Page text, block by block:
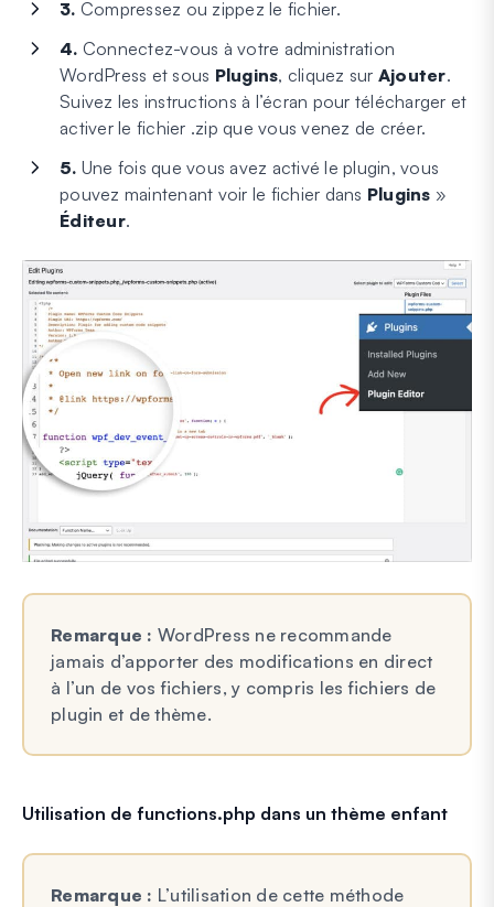
3. Compressez ou zippez le fichier.
4. Connectez-vous à votre administration
WordPress et sous Plugins, cliquez sur Ajouter.
Suivez les instructions à l’écran pour télécharger et
activer le fichier .zip que vous venez de créer.
5. Une fois que vous avez activé le plugin, vous
pouvez maintenant voir le fichier dans Plugins »
Éditeur.
Remarque : WordPress ne recommande
jamais d’apporter des modifications en direct
à l’un de vos fichiers, y compris les fichiers de
plugin et de thème.
Utilisation de functions.php dans un thème enfant
Remarque : L’utilisation de cette méthode